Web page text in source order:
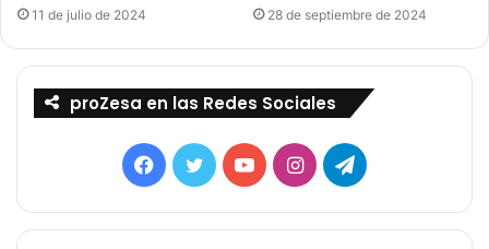
11 de julio de 2024 28 de septiembre de 2024
proZesa en las Redes Sociales
Facebook
TwitterYouTubeInstagramTelegram